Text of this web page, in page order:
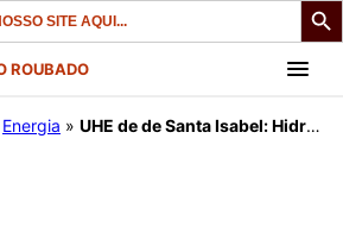
ROUBADO
Energia » UHE de de Santa Isabel: Hidrelétrica polêmica é aprovada pelo Ibama após 10 anos.